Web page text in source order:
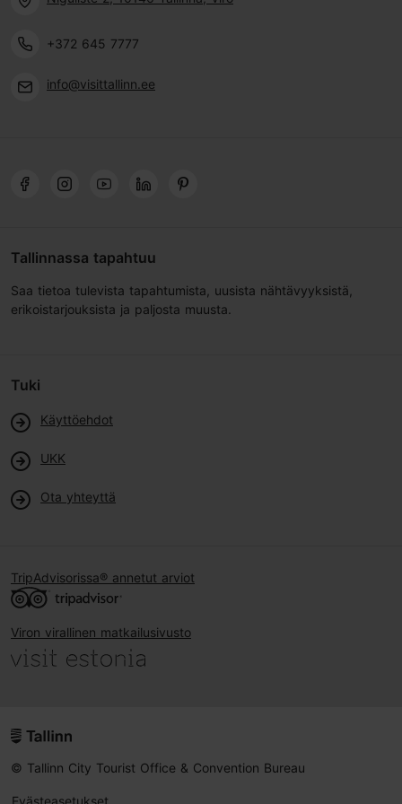
+372 645 7777
info@visittallinn.ee
Tallinnassa tapahtuu
Saa tietoa tulevista tapahtumista, uusista nähtävyyksistä,
erikoistarjouksista ja paljosta muusta.
Tuki
Käyttöehdot
UKK
Ota yhteyttä
TripAdvisorissa® annetut arviot
Viron virallinen matkailusivusto
© Tallinn City Tourist Office & Convention Bureau
Evästeasetukset